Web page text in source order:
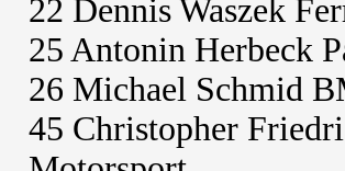
22 Dennis Waszek
25 Antonin Herbeck
26 Michael Schmid
45 Christopher